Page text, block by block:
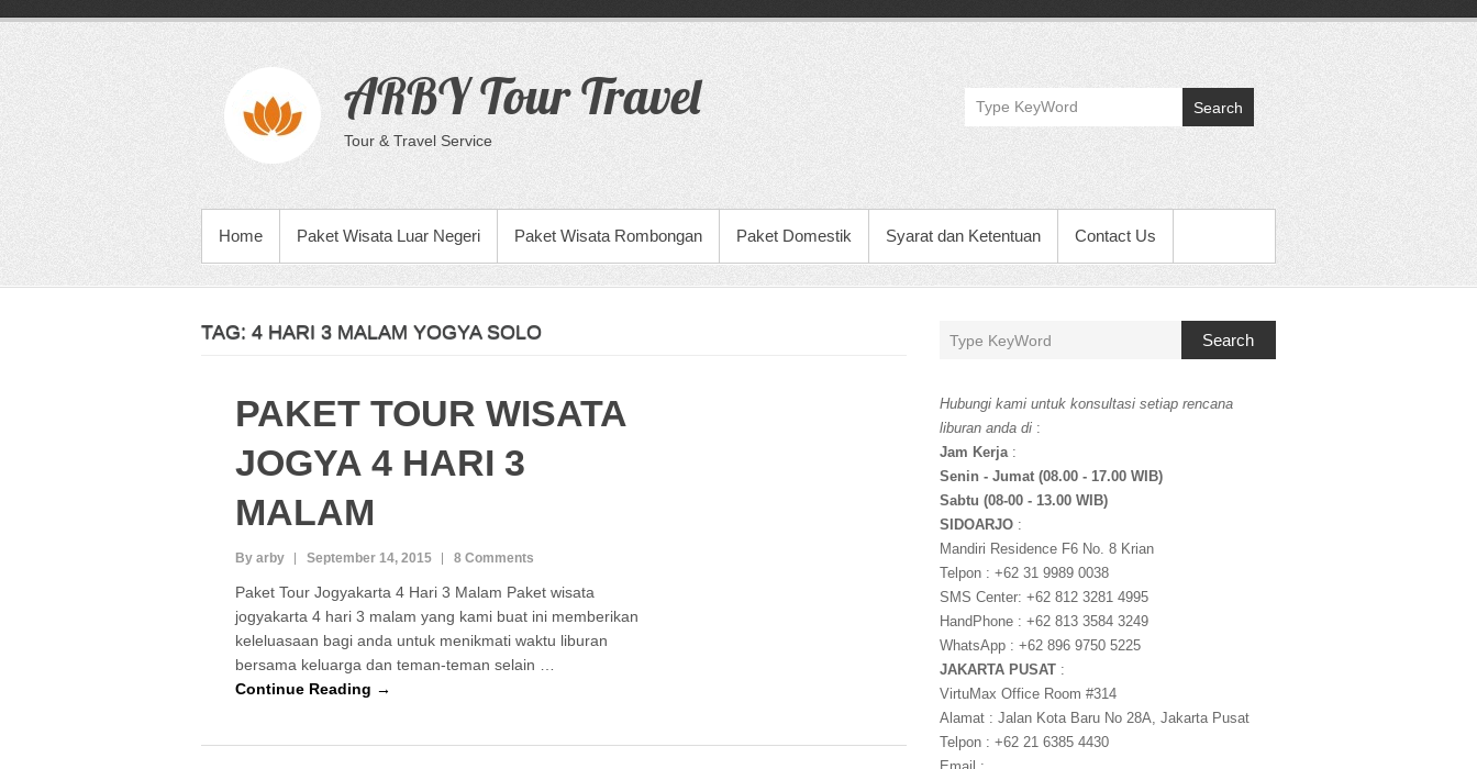
content
ARBY Tour Travel
Tour & Travel Service
Search
PRIMARY MENU
Home Paket Wisata Luar Negeri Paket Wisata Rombongan Paket Domestik Syarat dan Ketentuan Contact Us
TAG: 4 HARI 3 MALAM YOGYA SOLO
PAKET TOUR WISATA
JOGYA 4 HARI 3
MALAM
By arby September 14, 2015 8 Comments
Paket Tour Jogyakarta 4 Hari 3 Malam Paket wisata
jogyakarta 4 hari 3 malam yang kami buat ini memberikan
keleluasaan bagi anda untuk menikmati waktu liburan
bersama keluarga dan teman-teman selain …
Continue Reading →
Search
Hubungi kami untuk konsultasi setiap rencana
liburan anda di :
Jam Kerja:
Senin - Jumat (08.00 - 17.00 WIB)
Sabtu (08-00 - 13.00 WIB)
SIDOARJO:
Mandiri Residence F6 No. 8 Krian
Telpon : +62 31 9989 0038
SMS Center: +62 812 3281 4995
HandPhone : +62 813 3584 3249
WhatsApp : +62 896 9750 5225
JAKARTA PUSAT :
VirtuMax Office Room #314
Alamat : Jalan Kota Baru No 28A, Jakarta Pusat
Telpon : +62 21 6385 4430